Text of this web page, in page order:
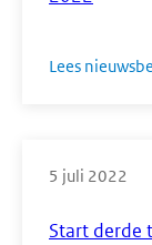
Lees
Start derde
5 juli 2022